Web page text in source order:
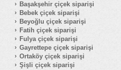
Başakşehir çiçek siparişi
Bebek çiçek siparişi
Beyoğlu çiçek siparişi
Fatih çiçek siparişi
Fulya çiçek siparişi
Gayrettepe çiçek siparişi
Ortaköy çiçek siparişi
Şişli çiçek siparişi